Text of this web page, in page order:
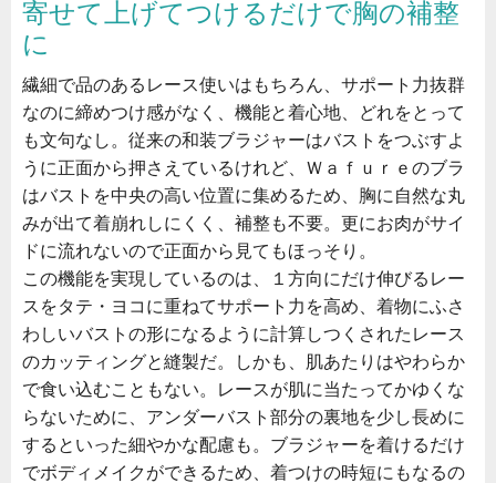
寄せて上げてつけるだけで胸の補整
に
繊細で品のあるレース使いはもちろん、サポート力抜群
なのに締めつけ感がなく、機能と着心地、どれをとって
も文句なし。従来の和装ブラジャーはバストをつぶすよ
うに正面から押さえているけれど、Ｗａｆｕｒｅのブラ
はバストを中央の高い位置に集めるため、胸に自然な丸
みが出て着崩れしにくく、補整も不要。更にお肉がサイ
ドに流れないので正面から見てもほっそり。
この機能を実現しているのは、１方向にだけ伸びるレー
スをタテ・ヨコに重ねてサポート力を高め、着物にふさ
わしいバストの形になるように計算しつくされたレース
のカッティングと縫製だ。しかも、肌あたりはやわらか
で食い込むこともない。レースが肌に当たってかゆくな
らないために、アンダーバスト部分の裏地を少し長めに
するといった細やかな配慮も。ブラジャーを着けるだけ
でボディメイクができるため、着つけの時短にもなるの